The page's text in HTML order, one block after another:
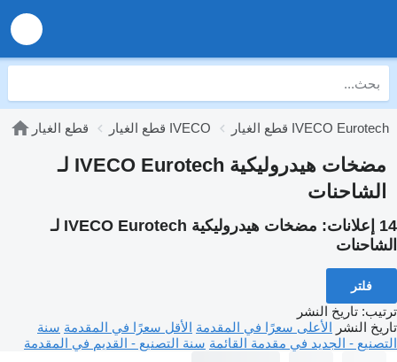
قطع الغيار قطع الغيار IVECO قطع الغيار IVECO Eurotech
مضخات هيدروليكية IVECO Eurotech لـ
الشاحنات
14 إعلانات:
مضخات هيدروليكية IVECO Eurotech لـ
الشاحنات
فلتر
ترتيب: تاريخ النشر
تاريخ النشر الأعلى سعرًا في المقدمة الأقل سعرًا في المقدمة سنة
التصنيع - الجديد في مقدمة القائمة سنة التصنيع - القديم في المقدمة